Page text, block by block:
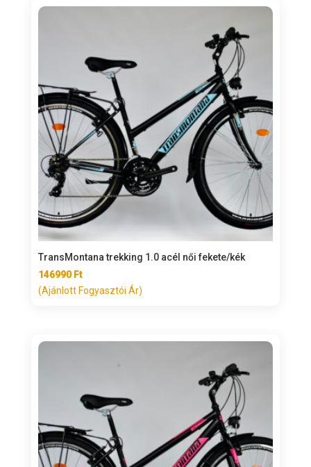
TransMontana trekking 1.0 acél női fekete/kék
146990 Ft
(Ajánlott Fogyasztói Ár)